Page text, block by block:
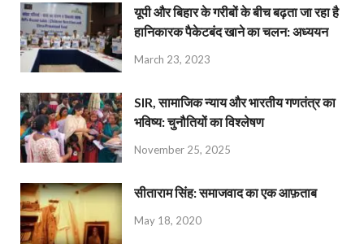
यूपी और बिहार के गरीबों के बीच बढ़ता जा रहा है
हानिकारक पैकेटबंद खाने का चलन: अध्ययन
March 23, 2023
SIR, सामाजिक न्याय और भारतीय गणतंत्र का
भविष्य: चुनौतियों का विश्लेषण
November 25, 2025
सीताराम सिंह: समाजवाद का एक आफ़ताब
May 18, 2020